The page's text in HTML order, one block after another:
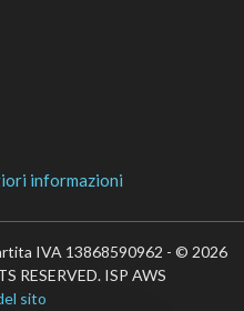
informazioni
IVA 13868590962 - © 2026
RESERVED. ISP AWS
sito